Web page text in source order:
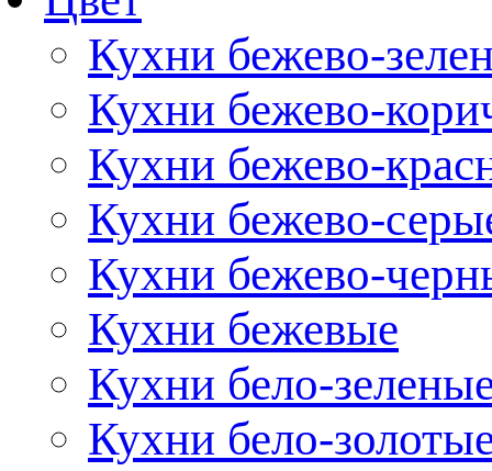
Кухни бежево-
Кухни бежево-
Кухни бежево-
Кухни бежево-
Кухни бежево-
Кухни бежевые
Кухни бело-
Кухни бело-